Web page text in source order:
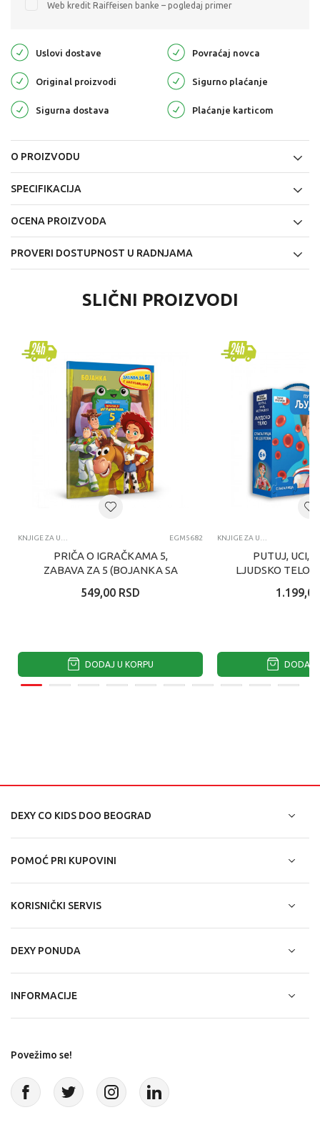
Web kredit Raiffeisen banke – pogledaj primer
Uslovi dostave Povraćaj novca
Original proizvodi Sigurno plaćanje
Sigurna dostava Plaćanje karticom
O PROIZVODU
SPECIFIKACIJA
OCENA PROIZVODA
PROVERI DOSTUPNOST U RADNJAMA
SLIČNI PROIZVODI
KNJIGE ZA UČENJE EGM5682
PRIČA O IGRAČKAMA 5,
ZABAVA ZA 5 (BOJANKA SA
549,00 RSD
DODAJ U KORPU
KNJIGE ZA UČENJE
PUTUJ, UCI,
LJUDSKO TELO
1.199,00
DODAJ
DEXY CO KIDS DOO BEOGRAD
POMOĆ PRI KUPOVINI
KORISNIČKI SERVIS
DEXY PONUDA
INFORMACIJE
Povežimo se!